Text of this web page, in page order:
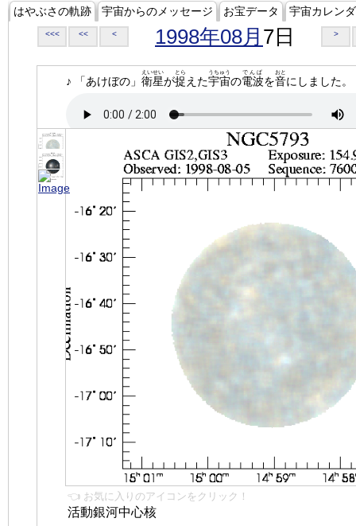
はやぶさの軌跡 宇宙からのメッセージ お宝データ 宇宙カレン
<<< << < 1998年08月 7日 >
♪ 「あけぼの」 衛星
えいせい
が捉
とら
えた宇宙
うちゅう
の電波
でんぱ
を音
おと
にしました。
👈 お気に入りのアイコンをクリック！
活動銀河中心核